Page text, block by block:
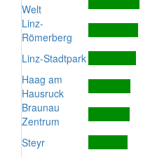
Welt
Linz-
Römerberg
Linz-Stadtpark
Haag am
Hausruck
Braunau
Zentrum
Steyr